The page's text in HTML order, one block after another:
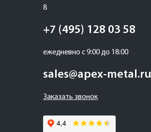
8
+7 (495) 128 03 58
ежедневно с 9:00 до 18:00
sales@apex-metal.ru
Заказать звонок